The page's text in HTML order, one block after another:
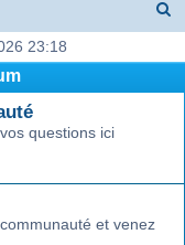
23:18
questions ici
et venez